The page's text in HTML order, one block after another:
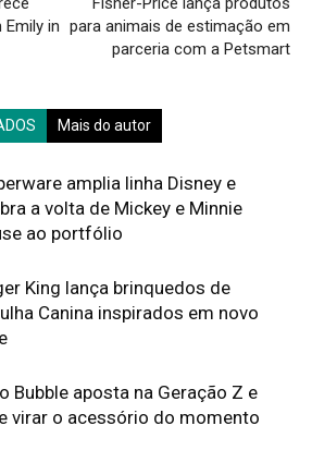
in para animais de estimação em
parceria com a Petsmart
Mais do autor
amplia linha Disney e
a volta de Mickey e Minnie
ao portfólio
King lança brinquedos de
Canina inspirados em novo
Bubble aposta na Geração Z e
virar o acessório do momento